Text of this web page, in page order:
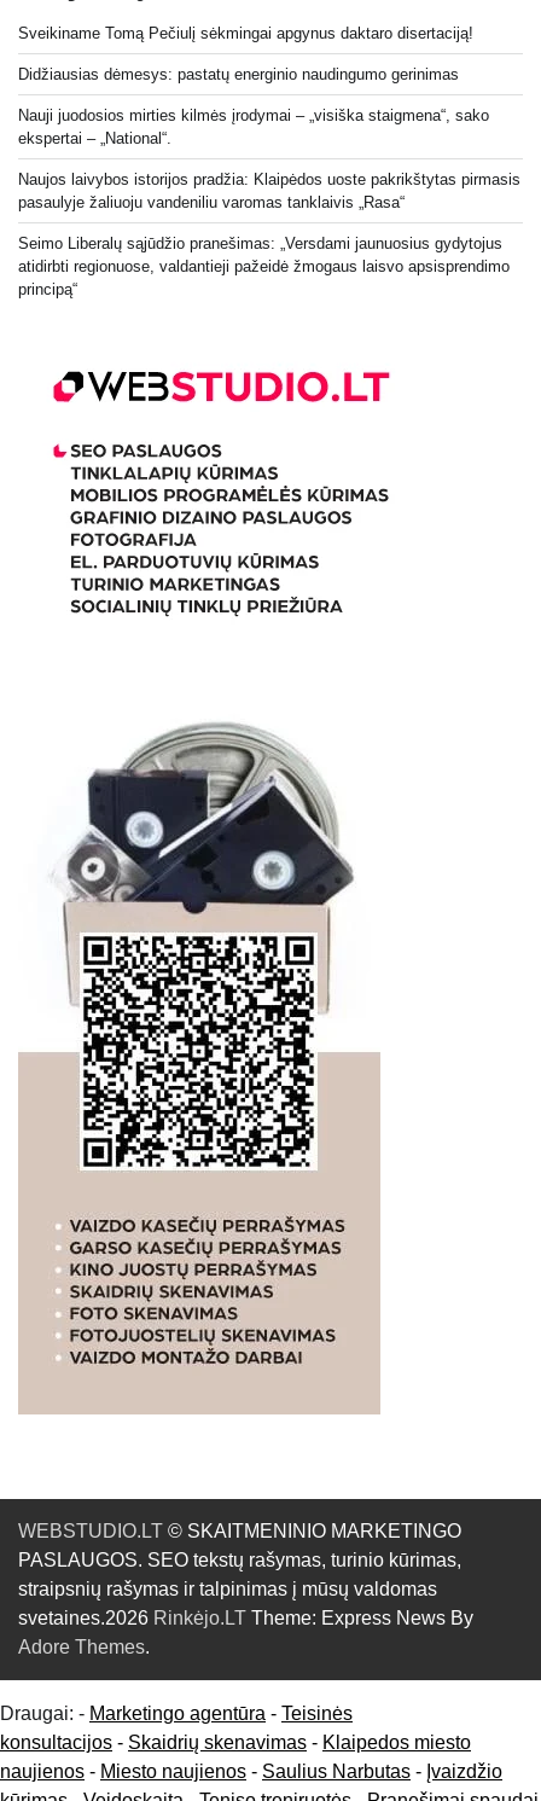
Sveikiname Tomą Pečiulį sėkmingai apgynus daktaro disertaciją!
Didžiausias dėmesys: pastatų energinio naudingumo gerinimas
Nauji juodosios mirties kilmės įrodymai – „visiška staigmena“, sako
ekspertai – „National“.
Naujos laivybos istorijos pradžia: Klaipėdos uoste pakrikštytas pirmasis
pasaulyje žaliuoju vandeniliu varomas tanklaivis „Rasa“
Seimo Liberalų sąjūdžio pranešimas: „Versdami jaunuosius gydytojus
atidirbti regionuose, valdantieji pažeidė žmogaus laisvo apsisprendimo
principą“
WEBSTUDIO.LT © SKAITMENINIO MARKETINGO
PASLAUGOS. SEO tekstų rašymas, turinio kūrimas,
straipsnių rašymas ir talpinimas į mūsų valdomas
svetaines.2026 Rinkėjo.LT Theme: Express News By
Adore Themes.
Draugai: - Marketingo agentūra - Teisinės
konsultacijos - Skaidrių skenavimas - Klaipedos miesto
naujienos - Miesto naujienos - Saulius Narbutas - Įvaizdžio